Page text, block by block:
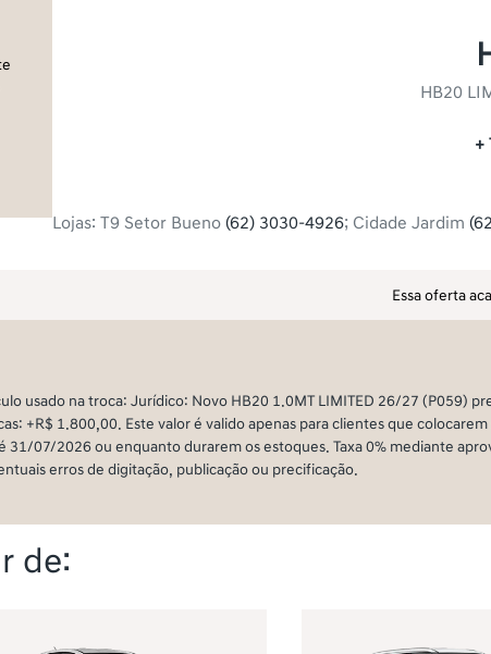
HB20
+
Lojas: T9 Setor Bueno (62) 3030-4926; Cidade Jardim
Essa oferta
usado na troca: Jurídico: Novo HB20 1.0MT LIMITED 26/27 (P059)
+R$ 1.800,00. Este valor é valido apenas para clientes que
07/2026 ou enquanto durarem os estoques. Taxa 0% mediante
erros de digitação, publicação ou precificação.
de: